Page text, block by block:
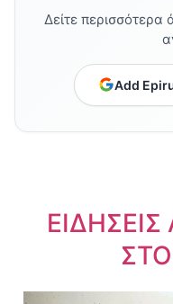
Δείτε
Add
ΣΤΟ